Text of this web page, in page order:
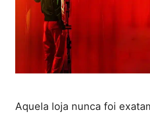
Aquela loja nunca foi